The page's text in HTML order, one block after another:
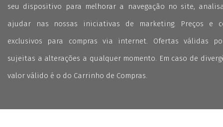
seu dispositivo para melhorar a navegação no site,
ajudar nas nossas iniciativas de marketing. Preços e
exclusivos para compras via internet. Ofertas válidas
sujeitas a alterações a qualquer momento. Em caso de
valor válido é o do Carrinho de Compras.